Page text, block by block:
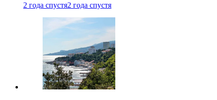
2 года спустя2 года спустя